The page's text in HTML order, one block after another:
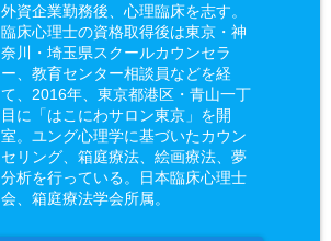
外資企業勤務後、心理臨床を志す。
臨床心理士の資格取得後は東京・神
奈川・埼玉県スクールカウンセラ
ー、教育センター相談員などを経
て、2016年、東京都港区・青山一丁
目に「はこにわサロン東京」を開
室。ユング心理学に基づいたカウン
セリング、箱庭療法、絵画療法、夢
分析を行っている。日本臨床心理士
会、箱庭療法学会所属。